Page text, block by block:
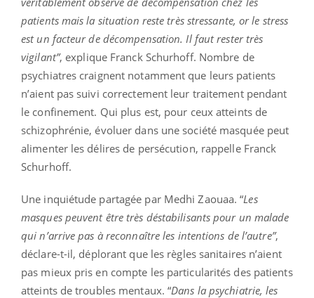
patients mais la situation reste très stressante, or le stress
est un facteur de décompensation. Il faut rester très
vigilant”, explique Franck Schurhoff. Nombre de
psychiatres craignent notamment que leurs patients
n’aient pas suivi correctement leur traitement pendant
le confinement. Qui plus est, pour ceux atteints de
schizophrénie, évoluer dans une société masquée peut
alimenter les délires de persécution, rappelle Franck
Schurhoff.
Une inquiétude partagée par Medhi Zaouaa. “Les
masques peuvent être très déstabilisants pour un malade
qui n’arrive pas à reconnaître les intentions de l’autre”,
déclare-t-il, déplorant que les règles sanitaires n’aient
pas mieux pris en compte les particularités des patients
atteints de troubles mentaux. “Dans la psychiatrie, les